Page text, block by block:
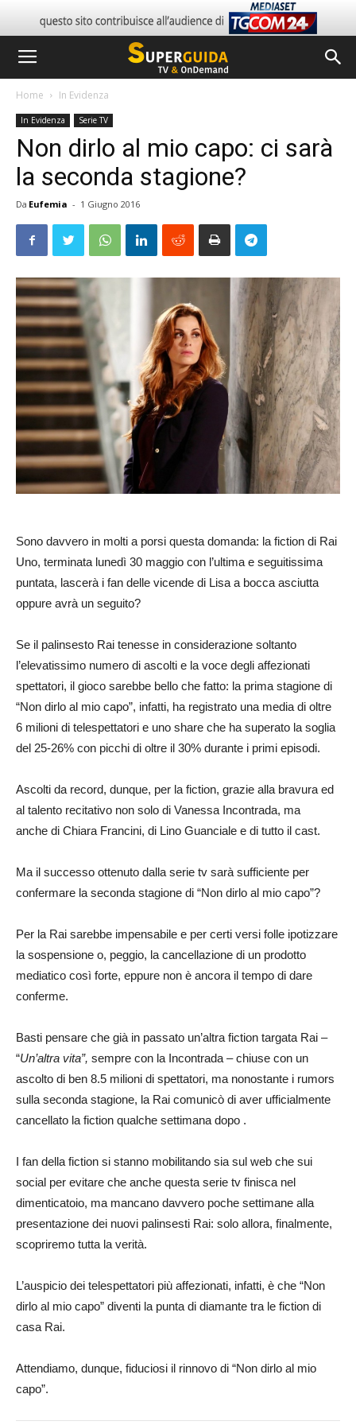
Home In Evidenza
In Evidenza Serie TV
Non dirlo al mio capo: ci sarà
la seconda stagione?
Da Eufemia - 1 Giugno 2016
Sono davvero in molti a porsi questa domanda: la fiction di Rai
Uno, terminata lunedì 30 maggio con l’ultima e seguitissima
puntata, lascerà i fan delle vicende di Lisa a bocca asciutta
oppure avrà un seguito?
Se il palinsesto Rai tenesse in considerazione soltanto
l’elevatissimo numero di ascolti e la voce degli affezionati
spettatori, il gioco sarebbe bello che fatto: la prima stagione di
“Non dirlo al mio capo”, infatti, ha registrato una media di oltre
6 milioni di telespettatori e uno share che ha superato la soglia
del 25-26% con picchi di oltre il 30% durante i primi episodi.
Ascolti da record, dunque, per la fiction, grazie alla bravura ed
al talento recitativo non solo di Vanessa Incontrada, ma
anche di Chiara Francini, di Lino Guanciale e di tutto il cast.
Ma il successo ottenuto dalla serie tv sarà sufficiente per
confermare la seconda stagione di “Non dirlo al mio capo”?
Per la Rai sarebbe impensabile e per certi versi folle ipotizzare
la sospensione o, peggio, la cancellazione di un prodotto
mediatico così forte, eppure non è ancora il tempo di dare
conferme.
Basti pensare che già in passato un’altra fiction targata Rai –
“Un’altra vita”, sempre con la Incontrada – chiuse con un
ascolto di ben 8.5 milioni di spettatori, ma nonostante i rumors
sulla seconda stagione, la Rai comunicò di aver ufficialmente
cancellato la fiction qualche settimana dopo .
I fan della fiction si stanno mobilitando sia sul web che sui
social per evitare che anche questa serie tv finisca nel
dimenticatoio, ma mancano davvero poche settimane alla
presentazione dei nuovi palinsesti Rai: solo allora, finalmente,
scopriremo tutta la verità.
L’auspicio dei telespettatori più affezionati, infatti, è che “Non
dirlo al mio capo” diventi la punta di diamante tra le fiction di
casa Rai.
Attendiamo, dunque, fiduciosi il rinnovo di “Non dirlo al mio
capo”.